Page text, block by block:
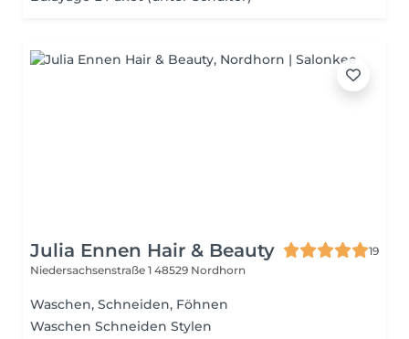
Julia Ennen Hair & Beauty
19
Niedersachsenstraße 1 48529 Nordhorn
Waschen, Schneiden, Föhnen
Waschen Schneiden Stylen